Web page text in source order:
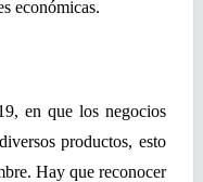
económicas.
en que los negocios
productos, esto
Hay que reconocer